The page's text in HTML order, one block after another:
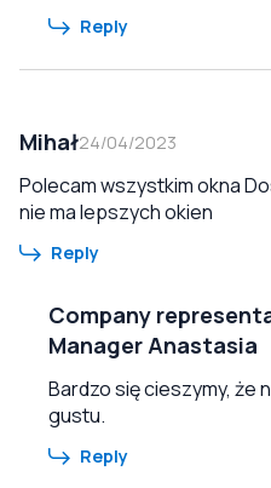
Reply
Mihał24/04/2023
Polecam wszystkim okna
nie ma lepszych okien
Reply
Company
Manager Anastasia
Bardzo się cieszymy, że
gustu.
Reply